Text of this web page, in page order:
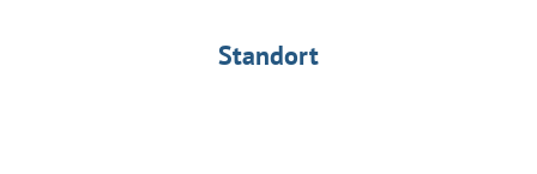
Standort